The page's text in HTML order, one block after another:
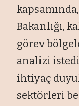
Bakanlığı,
görev
analizi
ihtiyaç
sektörleri